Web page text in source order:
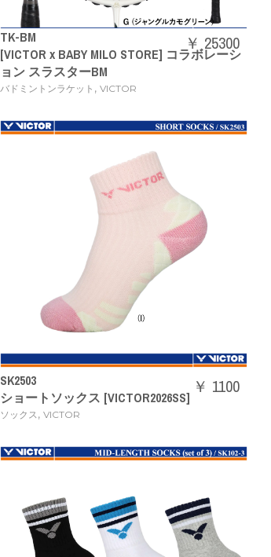
TK-BM
[VICTOR x BABY MILO STORE] コラボレーシ
ョン スラスターBM
バドミントンラケット ,VICTOR
￥ 25300
SK2503
ショートソックス [VICTOR2026SS]
ソックス ,VICTOR
￥ 1100